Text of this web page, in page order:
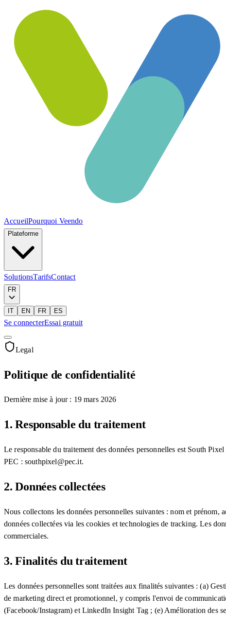
AccueilPourquoi Veendo
Plateforme
SolutionsTarifsContact
FR
IT EN FR ES
Se connecterEssai gratuit
Legal
Politique de confidentialité
Dernière mise à jour : 19 mars 2026
1. Responsable du traitement
Le responsable du traitement des données personnelles est South
PEC : southpixel@pec.it.
2. Données collectées
Nous collectons les données personnelles suivantes : nom et prénom,
données collectées via les cookies et technologies de tracking. Les
commerciales.
3. Finalités du traitement
Les données personnelles sont traitées aux finalités suivantes : (a)
de marketing direct et promotionnel, y compris l'envoi de
(Facebook/Instagram) et LinkedIn Insight Tag ; (e) Amélioration des